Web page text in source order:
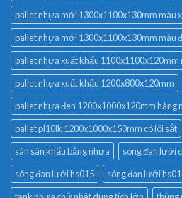
pallet nhựa mới 1300x1100x130mm màu
pallet nhựa mới 1300x1100x130mm màu
pallet nhựa xuất khẩu 1100x1100x120mm
pallet nhựa xuất khẩu 1200x800x120mm
pallet nhựa đen 1200x1000x120mm hàng
pallet pl10lk 1200x1000x150mm có lõi sắt
sàn sân khấu bằng nhựa
sóng đan lưới
sóng đan lưới hs015
sóng đan lưới